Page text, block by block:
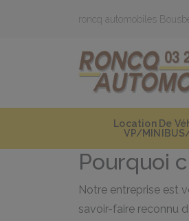
roncq automobiles
Location De
VP/
Pourquoi
Notre entreprise est
savoir-faire reconnu